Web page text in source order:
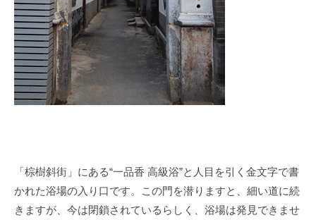
「棕樹斜街」にある“一品香 高級浴”と人目を引く金文字で書
かれた浴場の入り口です。この門を潜りますと、細い道に続
きますが、今は閉鎖されているらしく、浴場は発見できませ